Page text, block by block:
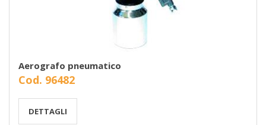
Aerografo pneumatico
Cod. 96482
DETTAGLI